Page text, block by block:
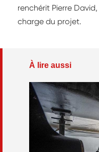
renchérit Pierre
charge du projet.
À lire aussi